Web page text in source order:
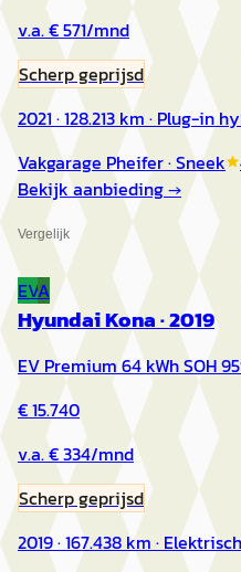
v.a. € 571/mnd
Scherp geprijsd
2021 · 128.213 km · Plug-in
Vakgarage Pheifer· Sneek
Bekijk aanbieding →
Vergelijk
EVA
Hyundai Kona·2019
EV Premium 64 kWh SOH
€ 15.740
v.a. € 334/mnd
Scherp geprijsd
2019 · 167.438 km ·